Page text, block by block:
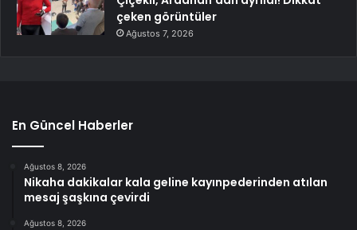
çeken görüntüler
Ağustos 7, 2026
En Güncel Haberler
Ağustos 8, 2026
Nikaha dakikalar kala geline kayınpederinden atılan
mesaj şaşkına çevirdi
Ağustos 8, 2026